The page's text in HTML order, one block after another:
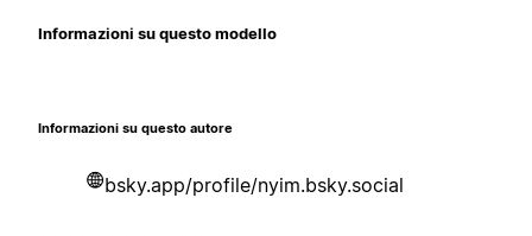
Informazioni su questo modello
Informazioni su questo autore
bsky.app/profile/nyim.bsky.social